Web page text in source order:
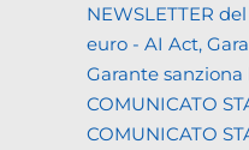
NEWSLETTER
euro - AI Act,
Garante
COMUNICATO
COMUNICATO